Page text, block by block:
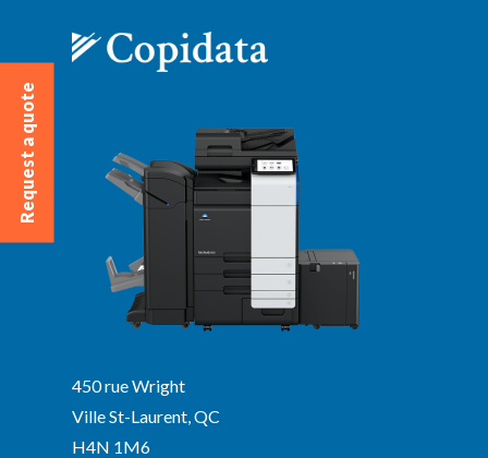
Request a quote
450 rue Wright
Ville St-Laurent, QC
H4N 1M6